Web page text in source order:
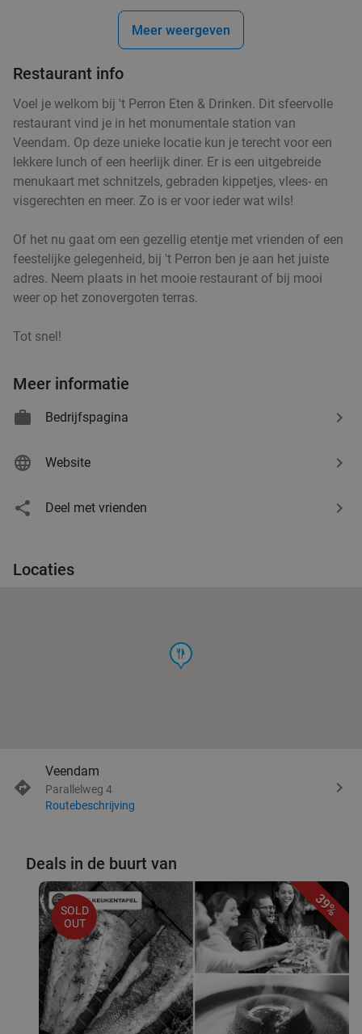
Meer weergeven
Restaurant info
Voel je welkom bij 't Perron Eten & Drinken. Dit sfeervolle
restaurant vind je in het monumentale station van
Veendam. Op deze unieke locatie kun je terecht voor een
lekkere lunch of een heerlijk diner. Er is een uitgebreide
menukaart met schnitzels, gebraden kippetjes, vlees- en
visgerechten en meer. Zo is er voor ieder wat wils!
Of het nu gaat om een gezellig etentje met vrienden of een
feestelijke gelegenheid, bij 't Perron ben je aan het juiste
adres. Neem plaats in het mooie restaurant of bij mooi
weer op het zonovergoten terras.
Tot snel!
Meer informatie
Bedrijfspagina
Website
Deel met vrienden
Locaties
food
Veendam
Parallelweg 4
Routebeschrijving
Deals in de buurt van
39%
SOLD
OUT